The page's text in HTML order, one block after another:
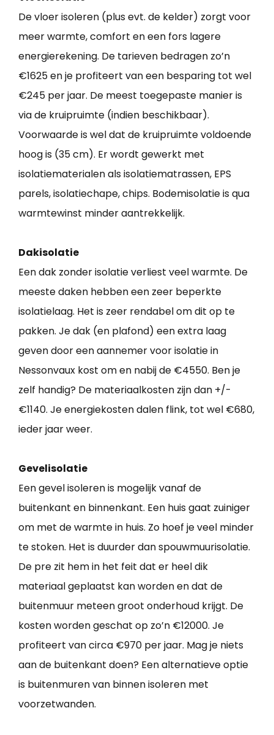
De vloer isoleren (plus evt. de kelder) zorgt voor
meer warmte, comfort en een fors lagere
energierekening. De tarieven bedragen zo’n
€1625 en je profiteert van een besparing tot wel
€245 per jaar. De meest toegepaste manier is
via de kruipruimte (indien beschikbaar).
Voorwaarde is wel dat de kruipruimte voldoende
hoog is (35 cm). Er wordt gewerkt met
isolatiematerialen als isolatiematrassen, EPS
parels, isolatiechape, chips. Bodemisolatie is qua
warmtewinst minder aantrekkelijk.
Dakisolatie
Een dak zonder isolatie verliest veel warmte. De
meeste daken hebben een zeer beperkte
isolatielaag. Het is zeer rendabel om dit op te
pakken. Je dak (en plafond) een extra laag
geven door een aannemer voor isolatie in
Nessonvaux kost om en nabij de €4550. Ben je
zelf handig? De materiaalkosten zijn dan +/-
€1140. Je energiekosten dalen flink, tot wel €680,
ieder jaar weer.
Gevelisolatie
Een gevel isoleren is mogelijk vanaf de
buitenkant en binnenkant. Een huis gaat zuiniger
om met de warmte in huis. Zo hoef je veel minder
te stoken. Het is duurder dan spouwmuurisolatie.
De pre zit hem in het feit dat er heel dik
materiaal geplaatst kan worden en dat de
buitenmuur meteen groot onderhoud krijgt. De
kosten worden geschat op zo’n €12000. Je
profiteert van circa €970 per jaar. Mag je niets
aan de buitenkant doen? Een alternatieve optie
is buitenmuren van binnen isoleren met
voorzetwanden.